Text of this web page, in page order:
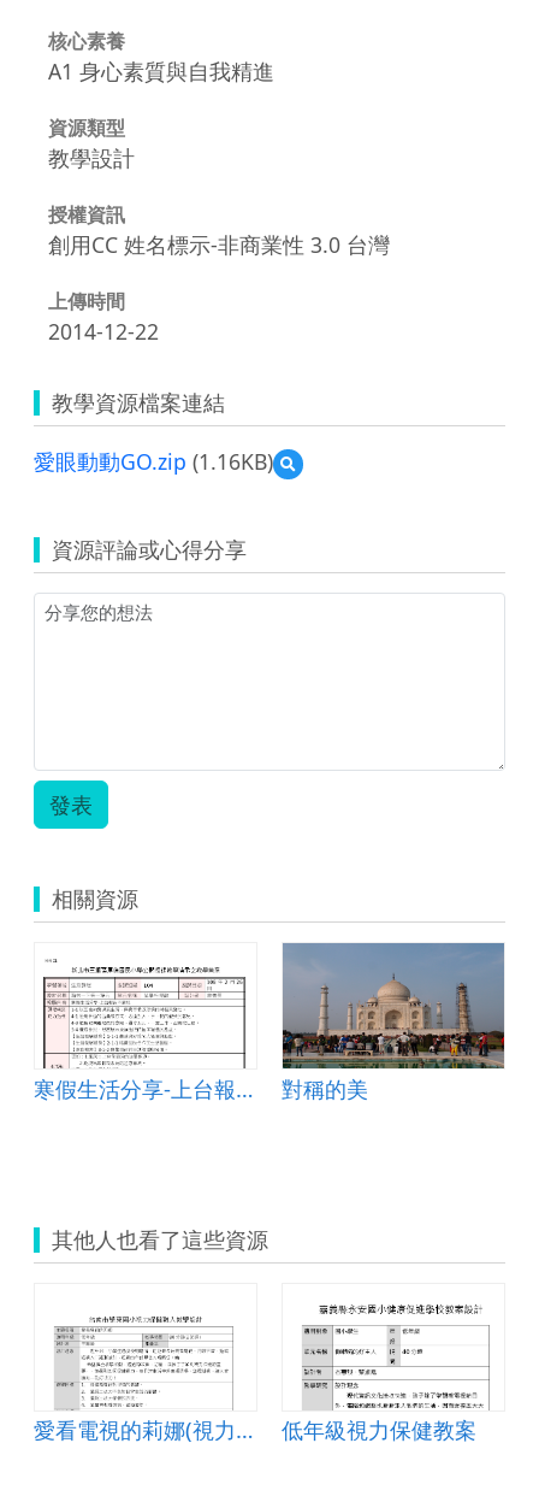
核心素養
A1 身心素質與自我精進
資源類型
教學設計
授權資訊
創用CC 姓名標示-非商業性 3.0 台灣
上傳時間
2014-12-22
教學資源檔案連結
愛眼動動GO.zip (1.16KB)
預
覽
動
GO.zip
資源評論或心得分享
發表
相關資源
寒假生活分享-上台報告不緊張 對稱的美
其他人也看了這些資源
愛看電視的莉娜(視力保健) 低年級視力保健教案